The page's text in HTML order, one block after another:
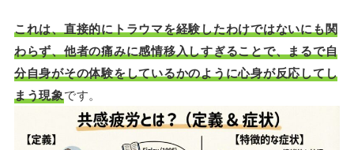
これは、直接的にトラウマを経験したわけではないにも関
わらず、他者の痛みに感情移入しすぎることで、まるで自
分自身がその体験をしているかのように心身が反応してし
まう現象です。